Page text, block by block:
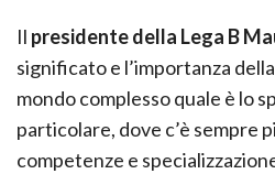
Il presidente della Lega B
significato e l’importanza
mondo complesso quale è lo
particolare, dove c’è sempre
competenze e